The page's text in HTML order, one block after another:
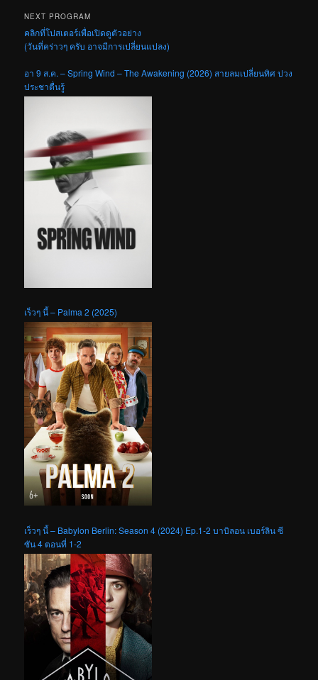
NEXT PROGRAM
คลิกที่โปสเตอร์เพื่อเปิดดูตัวอย่าง
(วันที่คร่าวๆ ครับ อาจมีการเปลี่ยนแปลง)
อา 9 ส.ค. – Spring Wind – The Awakening (2026) สายลมเปลี่ยนทิศ ปวง
ประชาตื่นรู้
เร็วๆ นี้ – Palma 2 (2025)
เร็วๆ นี้ – Babylon Berlin: Season 4 (2024) Ep.1-2 บาบิลอน เบอร์ลิน ซี
ซัน 4 ตอนที่ 1-2